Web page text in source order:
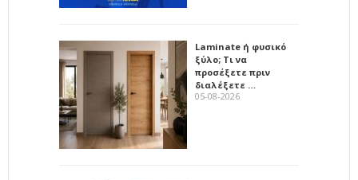
Laminate ή φυσικό
ξύλο; Τι να
προσέξετε πριν
διαλέξετε …
05-08-2026